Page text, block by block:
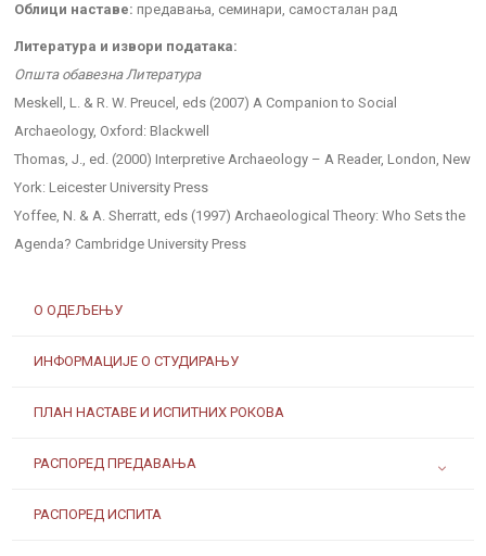
О ОДЕЉЕЊУ
ИНФОРМАЦИЈЕ О СТУДИРАЊУ
ПЛАН НАСТАВЕ И ИСПИТНИХ РОКОВА
РАСПОРЕД ПРЕДАВАЊА
РАСПОРЕД ИСПИТА
Облици наставе: предавања, семинари, самосталан рад
Литература и извори података:
Општа обавезна Литература
Meskell, L. & R. W. Preucel, eds (2007) A Companion to Social
Archaeology, Oxford: Blackwell
Thomas, J., ed. (2000) Interpretive Archaeology – A Reader, London, New
York: Leicester University Press
Yoffee, N. & A. Sherratt, eds (1997) Archaeological Theory: Who Sets the
Agenda? Cambridge University Press